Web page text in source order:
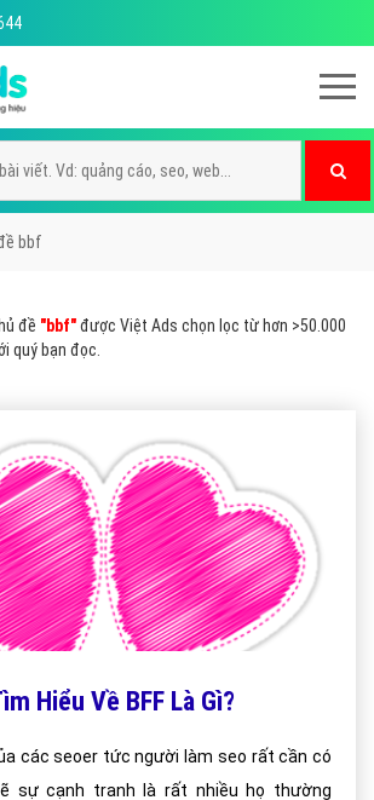
bbf
đề "bbf"được Việt Ads chọn lọc từ hơn >50.000
quý bạn đọc.
Hiểu Về BFF Là Gì?
seo rất cần có
sự cạnh tranh là rất nhiều họ thường